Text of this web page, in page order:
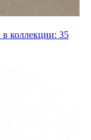
в коллекции: 35